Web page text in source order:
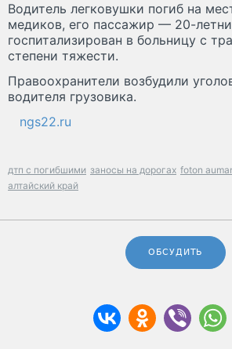
Водитель легковушки погиб на
медиков, его пассажир — 20-
госпитализирован в больницу с
степени тяжести.
Правоохранители возбудили
водителя грузовика.
ngs22.ru
дтп с погибшими заносы на дорогах foton
алтайский край
ОБСУДИТЬ